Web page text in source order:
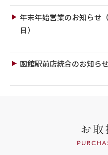
年末年始営業のお知らせ
日）
函館駅前店統合のお知らせ
お